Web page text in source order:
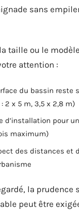
sans
taille ou le
attention :
du bassin reste
2 x 5 m, 3,5 x 2,8 m)
d’installation pour
maximum)
des distances et
la prudence
peut être